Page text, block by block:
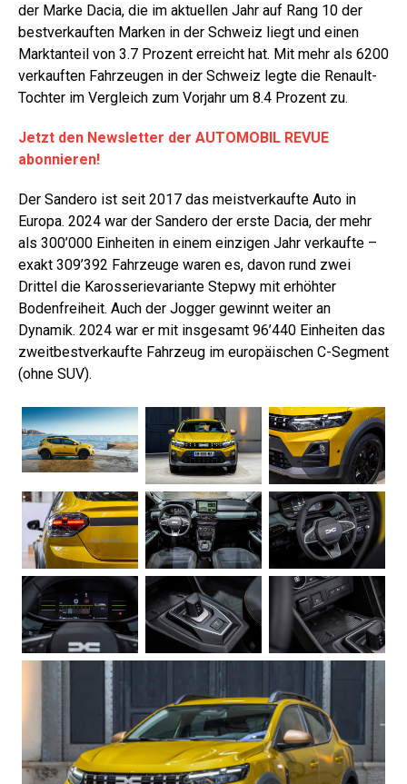
der Marke Dacia, die im aktuellen Jahr auf Rang 10 der
bestverkauften Marken in der Schweiz liegt und einen
Marktanteil von 3.7 Prozent erreicht hat. Mit mehr als 6200
verkauften Fahrzeugen in der Schweiz legte die Renault-
Tochter im Vergleich zum Vorjahr um 8.4 Prozent zu.
Jetzt den Newsletter der AUTOMOBIL REVUE
abonnieren!
Der Sandero ist seit 2017 das meistverkaufte Auto in
Europa. 2024 war der Sandero der erste Dacia, der mehr
als 300’000 Einheiten in einem einzigen Jahr verkaufte –
exakt 309’392 Fahrzeuge waren es, davon rund zwei
Drittel die Karosserievariante Stepwy mit erhöhter
Bodenfreiheit. Auch der Jogger gewinnt weiter an
Dynamik. 2024 war er mit insgesamt 96’440 Einheiten das
zweitbestverkaufte Fahrzeug im europäischen C-Segment
(ohne SUV).